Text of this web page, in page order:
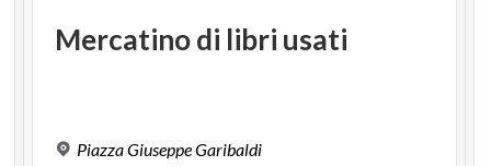
Mercatinodi libri usati
PiazzaGiuseppeGaribaldi